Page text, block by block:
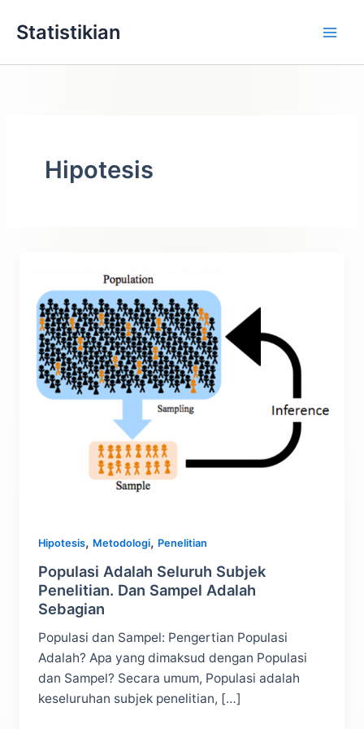
Statistikian
Hipotesis
Hipotesis, Metodologi, Penelitian
Populasi Adalah Seluruh Subjek
Penelitian. Dan Sampel Adalah
Sebagian
Populasi dan Sampel: Pengertian Populasi
Adalah? Apa yang dimaksud dengan Populasi
dan Sampel? Secara umum, Populasi adalah
keseluruhan subjek penelitian, […]